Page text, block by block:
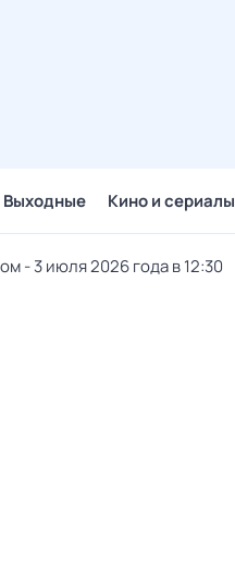
Выходные Кино и сериалы
- 3 июля 2026 года в 12:30